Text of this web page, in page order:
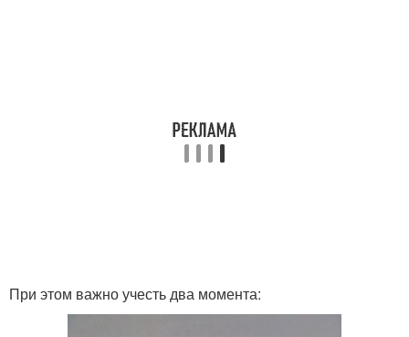
При этом важно учесть два момента: